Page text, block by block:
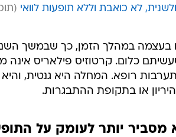
לא כואבת וללא תופעות לוואי
בעצמה במהלך הזמן, כך שבמשך
כלום. קרטוזיס פילאריס אינה
רופא. המחלה היא גנטית,
או בתקופת ההתבגרות.
מסביר יותר לעומק על